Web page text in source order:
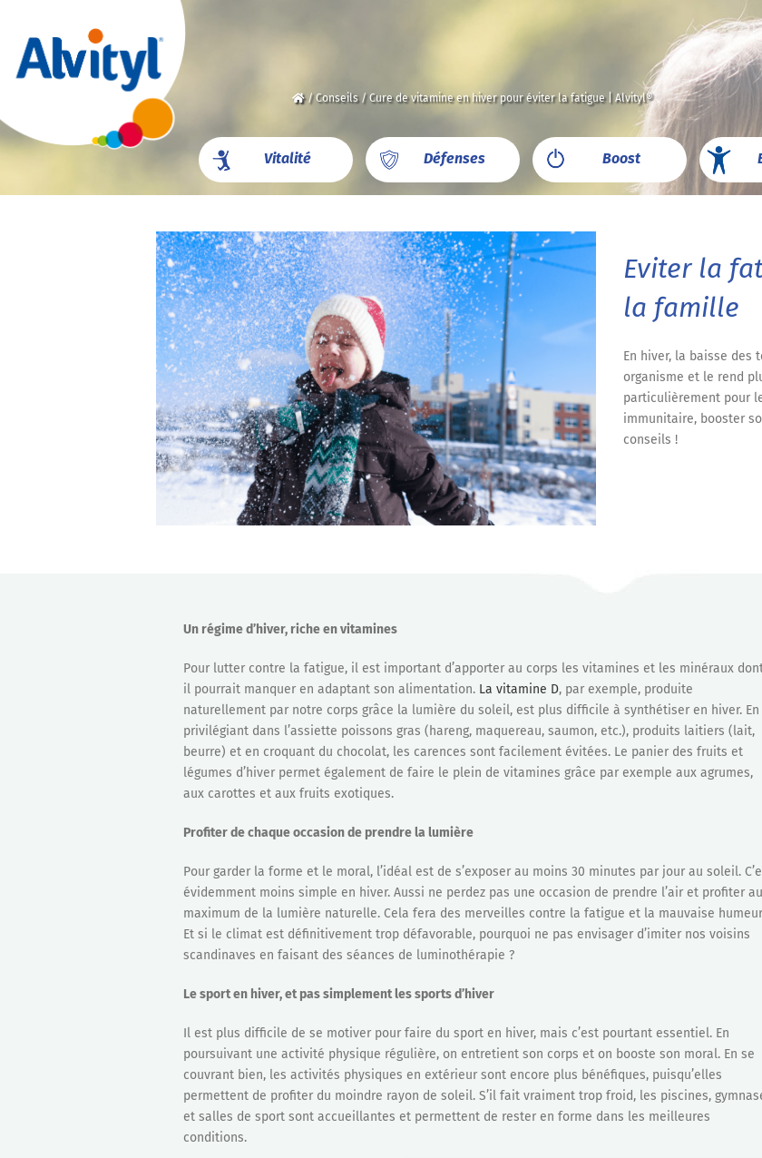
/Conseils/Cure de vitamine en hiver pour éviter la fatigue | Alvityl®
Vitalité Défenses Boost
Eviter la
la famille
En hiver, la baisse
organisme et le rend
particulièrement pour
immunitaire, booster
conseils !
Un régime d’hiver, riche en vitamines
Pour lutter contre la fatigue, il est important d’apporter au corps les vitamines et les minéraux
il pourrait manquer en adaptant son alimentation. La vitamine D, par exemple, produite
naturellement par notre corps grâce la lumière du soleil, est plus difficile à synthétiser en hiver. En
privilégiant dans l’assiette poissons gras (hareng, maquereau, saumon, etc.), produits laitiers (lait,
beurre) et en croquant du chocolat, les carences sont facilement évitées. Le panier des fruits et
légumes d’hiver permet également de faire le plein de vitamines grâce par exemple aux agrumes,
aux carottes et aux fruits exotiques.
Profiter de chaque occasion de prendre la lumière
Pour garder la forme et le moral, l’idéal est de s’exposer au moins 30 minutes par jour au soleil.
évidemment moins simple en hiver. Aussi ne perdez pas une occasion de prendre l’air et profiter au
maximum de la lumière naturelle. Cela fera des merveilles contre la fatigue et la mauvaise
Et si le climat est définitivement trop défavorable, pourquoi ne pas envisager d’imiter nos voisins
scandinaves en faisant des séances de luminothérapie ?
Le sport en hiver, et pas simplement les sports d’hiver
Il est plus difficile de se motiver pour faire du sport en hiver, mais c’est pourtant essentiel. En
poursuivant une activité physique régulière, on entretient son corps et on booste son moral. En se
couvrant bien, les activités physiques en extérieur sont encore plus bénéfiques, puisqu’elles
permettent de profiter du moindre rayon de soleil. S’il fait vraiment trop froid, les piscines,
et salles de sport sont accueillantes et permettent de rester en forme dans les meilleures
conditions.